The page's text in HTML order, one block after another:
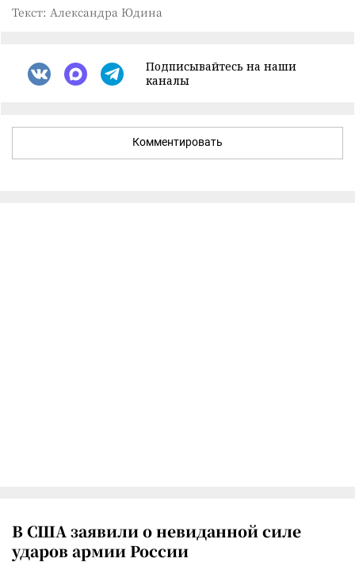
Текст: Александра Юдина
Подписывайтесь на наши
каналы
Комментировать
В США заявили о невиданной силе
ударов армии России